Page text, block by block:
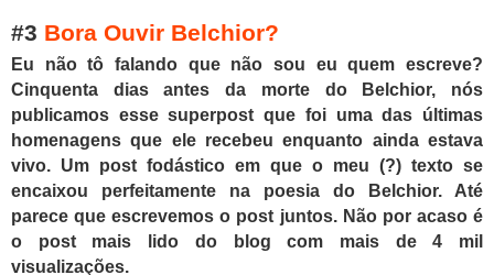
#3 Bora Ouvir Belchior?
Eu não tô falando que não sou eu quem escreve?
Cinquenta dias antes da morte do Belchior, nós
publicamos esse superpost que foi uma das últimas
homenagens que ele recebeu enquanto ainda estava
vivo. Um post fodástico em que o meu (?) texto se
encaixou perfeitamente na poesia do Belchior. Até
parece que escrevemos o post juntos. Não por acaso é
o post mais lido do blog com mais de 4 mil
visualizações.